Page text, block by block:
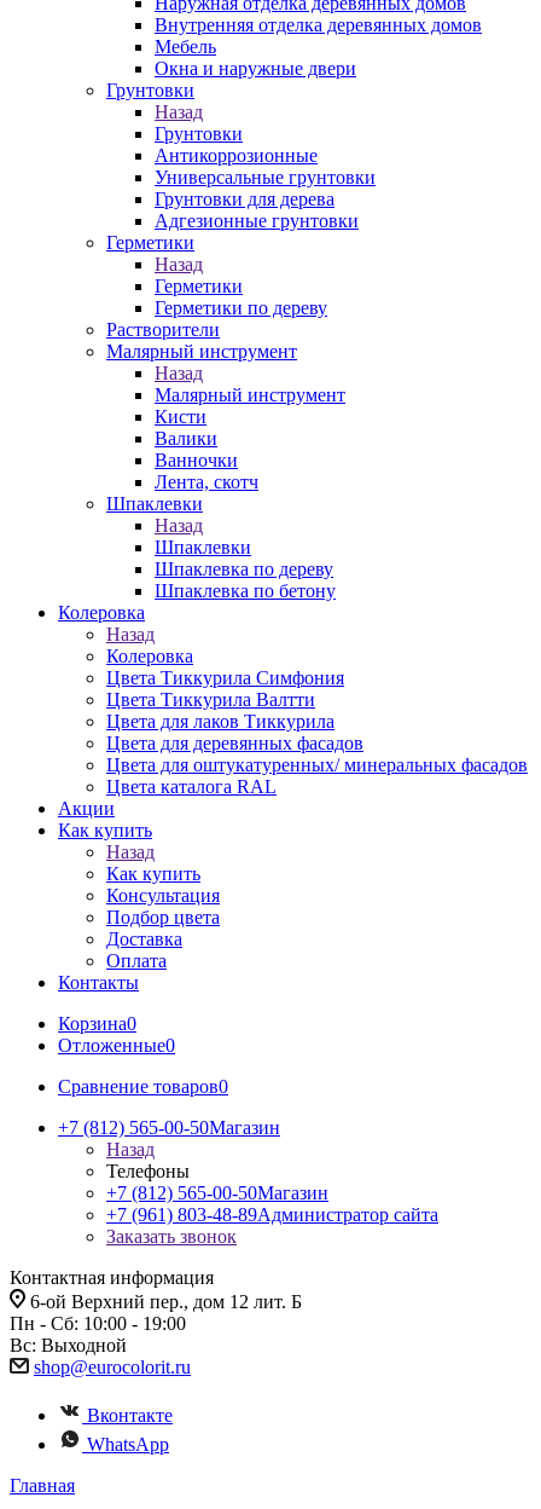
Внутренняя отделка деревянных домов
Мебель
Окна и наружные двери
Грунтовки
Назад
Грунтовки
Антикоррозионные
Универсальные грунтовки
Грунтовки для дерева
Адгезионные грунтовки
Герметики
Назад
Герметики
Герметики по дереву
Растворители
Малярный инструмент
Назад
Малярный инструмент
Кисти
Валики
Ванночки
Лента, скотч
Шпаклевки
Назад
Шпаклевки
Шпаклевка по дереву
Шпаклевка по бетону
Колеровка
Назад
Колеровка
Цвета Тиккурила Симфония
Цвета Тиккурила Валтти
Цвета для лаков Тиккурила
Цвета для деревянных фасадов
Цвета для оштукатуренных/ минеральных фасадов
Цвета каталога RAL
Акции
Как купить
Назад
Как купить
Консультация
Подбор цвета
Доставка
Оплата
Контакты
Корзина0
Отложенные0
Сравнение товаров0
+7 (812) 565-00-50Магазин
Назад
Телефоны
+7 (812) 565-00-50Магазин
+7 (961) 803-48-89Администратор сайта
Заказать звонок
Контактная информация
6-ой Верхний пер., дом 12 лит. Б
Пн - Сб: 10:00 - 19:00
Вс: Выходной
shop@eurocolorit.ru
Вконтакте
WhatsApp
Главная